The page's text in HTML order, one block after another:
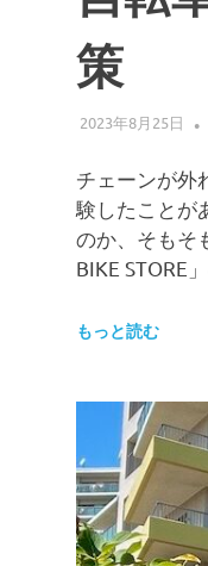
策
2023年8月25日
チェーンが外
験したことが
のか、そもそ
BIKE STORE
もっと読む